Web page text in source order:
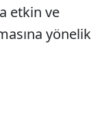
etkin ve
yönelik